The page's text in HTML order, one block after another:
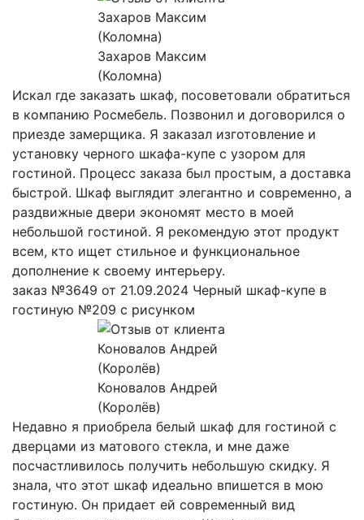
Захаров Максим
(Коломна)
Искал где заказать шкаф, посоветовали обратиться
в компанию Росмебель. Позвонил и договорился о
приезде замерщика. Я заказал изготовление и
установку черного шкафа-купе с узором для
гостиной. Процесс заказа был простым, а доставка
быстрой. Шкаф выглядит элегантно и современно, а
раздвижные двери экономят место в моей
небольшой гостиной. Я рекомендую этот продукт
всем, кто ищет стильное и функциональное
дополнение к своему интерьеру.
заказ №3649 от 21.09.2024 Черный шкаф-купе в
гостиную №209 с рисунком
Коновалов Андрей
(Королёв)
Недавно я приобрела белый шкаф для гостиной с
дверцами из матового стекла, и мне даже
посчастливилось получить небольшую скидку. Я
знала, что этот шкаф идеально впишется в мою
гостиную. Он придает ей современный вид